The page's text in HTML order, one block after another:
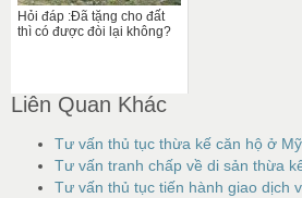
Hỏi đáp :Đã tặng cho đất
thì có được đòi lại không?
Liên Quan Khác
Tư vấn thủ tục thừa kế căn hộ ở
Tư vấn tranh chấp về di sản thừa
Tư vấn thủ tục tiến hành giao dịch